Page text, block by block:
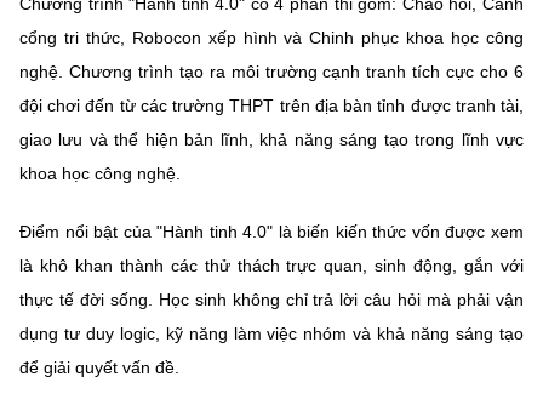
cổng tri thức, Robocon xếp hình và Chinh phục khoa học công
nghệ. Chương trình tạo ra môi trường cạnh tranh tích cực cho 6
đội chơi đến từ các trường THPT trên địa bàn tỉnh được tranh tài,
giao lưu và thể hiện bản lĩnh, khả năng sáng tạo trong lĩnh vực
khoa học công nghệ.
Điểm nổi bật của "Hành tinh 4.0" là biến kiến thức vốn được xem
là khô khan thành các thử thách trực quan, sinh động, gắn với
thực tế đời sống. Học sinh không chỉ trả lời câu hỏi mà phải vận
dụng tư duy logic, kỹ năng làm việc nhóm và khả năng sáng tạo
để giải quyết vấn đề.